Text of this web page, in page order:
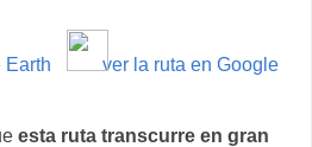
Earth
ver la ruta en Google
esta ruta transcurre en gran